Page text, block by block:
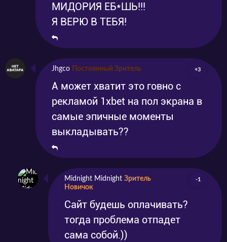
МИДОРИЯ ЕБ*ШЬ!!!
Я ВЕРЮ В ТЕБЯ!
Jhgco Постоянный Зритель +3
А может хватит это говно с
рекламой 1xbet на пол экрана в
самые эпичные моменты
выкладывать??
Midnight Midnight Зритель
Новичок
-1
Сайт будешь оплачивать?
тогда проблема отпадет
сама собой.))